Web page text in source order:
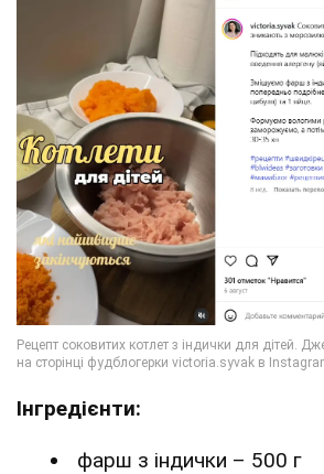
Інгредієнти:
фарш з індички – 500 г